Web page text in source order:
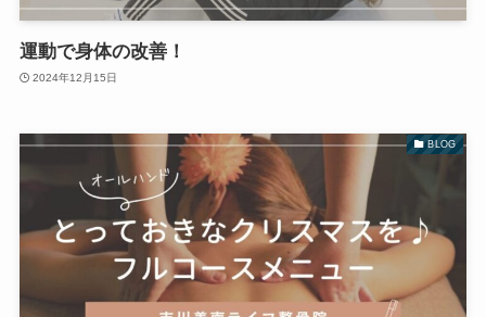
運動で身体の改善！
2024年12月15日
BLOG